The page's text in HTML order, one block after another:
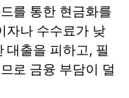
를 통한 현금화를
자나 수수료가 낮
대출을 피하고, 필
로 금융 부담이 덜